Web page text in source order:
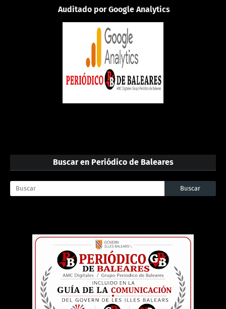
Auditado por Google Analytics
Buscar en Periódico de Baleares